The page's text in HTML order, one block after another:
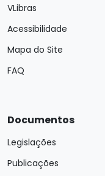
VLibras
Acessibilidade
Mapa do Site
FAQ
Documentos
Legislações
Publicações